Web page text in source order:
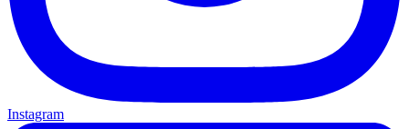
Instagram